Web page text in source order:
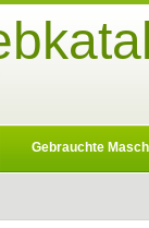
Gebrauchte